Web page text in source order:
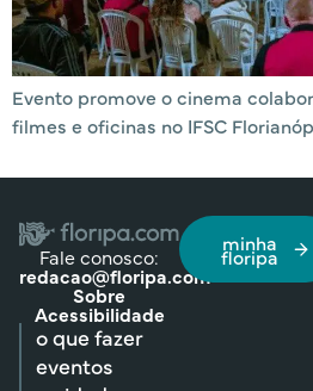
Evento promove o cinema
filmes e oficinas no IFSC
Fale conosco:
redacao@floripa.com
Sobre
Acessibilidade
minha
floripa
o que fazer
eventos